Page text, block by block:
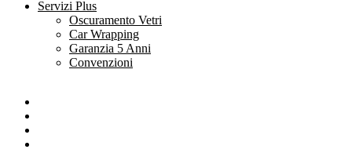
Servizi Plus
Oscuramento Vetri
Car Wrapping
Garanzia 5 Anni
Convenzioni